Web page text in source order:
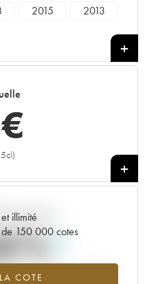
2015 2013
€
+
illimité
de 150 000 cotes
COTE
de la cote
2020 en 2026 par rapport à